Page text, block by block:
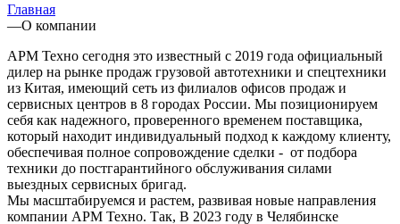
Главная
—О компании
АРМ Техно сегодня это известный с 2019 года официальный
дилер на рынке продаж грузовой автотехники и спецтехники
из Китая, имеющий сеть из филиалов офисов продаж и
сервисных центров в 8 городах России. Мы позиционируем
себя как надежного, проверенного временем поставщика,
который находит индивидуальный подход к каждому клиенту,
обеспечивая полное сопровождение сделки - от подбора
техники до постгарантийного обслуживания силами
выездных сервисных бригад.
Мы масштабируемся и растем, развивая новые направления
компании АРМ Техно. Так, В 2023 году в Челябинске